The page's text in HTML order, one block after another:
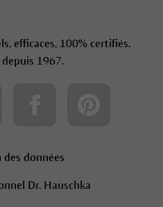
efficaces, 100% certifiés.
1967.
données
Dr. Hauschka